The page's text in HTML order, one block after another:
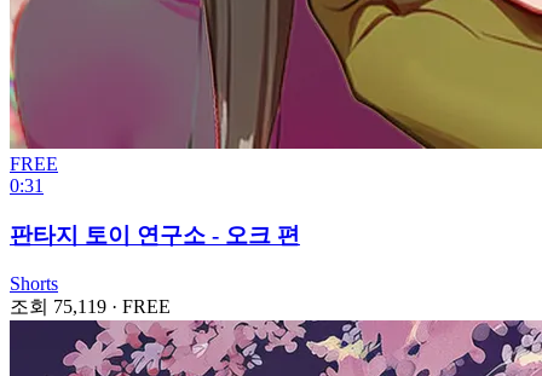
FREE
0:31
판타지 토이 연구소 - 오크 편
Shorts
조회 75,119 · FREE